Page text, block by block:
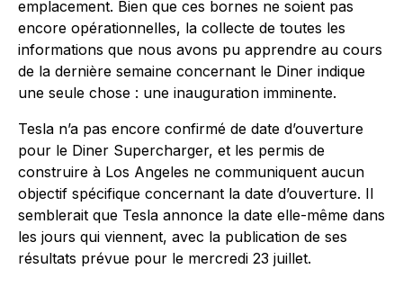
emplacement. Bien que ces bornes ne soient pas
encore opérationnelles, la collecte de toutes les
informations que nous avons pu apprendre au cours
de la dernière semaine concernant le Diner indique
une seule chose : une inauguration imminente.
Tesla n’a pas encore confirmé de date d’ouverture
pour le Diner Supercharger, et les permis de
construire à Los Angeles ne communiquent aucun
objectif spécifique concernant la date d’ouverture. Il
semblerait que Tesla annonce la date elle-même dans
les jours qui viennent, avec la publication de ses
résultats prévue pour le mercredi 23 juillet.